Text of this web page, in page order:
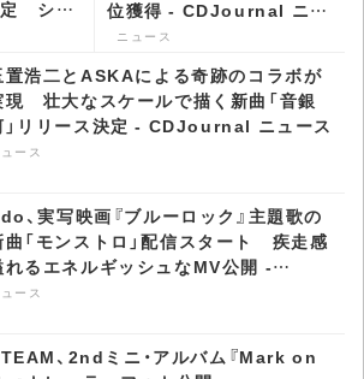
定 シリ
を飛
ス
位獲得 - CDJournal ニュ
ース
ニュース
置浩二とASKAによる奇跡のコラボが
現 壮大なスケールで描く新曲「音銀
」リリース決定 - CDJournal ニュース
ース
、実写映画『ブルーロック』主題歌の
曲「モンストロ」配信スタート 疾走感
れるエネルギッシュなMV公開 -
ニュース
ース
、2ndミニ・アルバム『Mark on